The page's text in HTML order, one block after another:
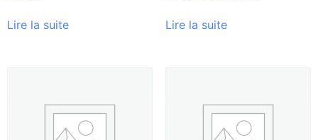
Lire la suite Lire la suite